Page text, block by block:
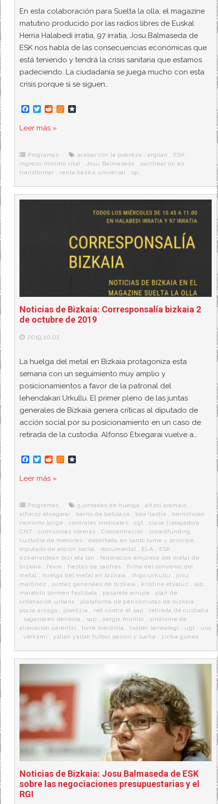
En esta colaboración para Suelta la olla, el magazine
matutino producido por las radios libres de Euskal
Herria Halabedi irratia, 97 irratia, Josu Balmaseda de
ESK nos habla de las consecuencias económicas que
está teniendo y tendrá la crisis sanitaria que estamos
padeciendo. La ciudadanía se juega mucho con esta
crisis porque si se siguen…
F
c
e
o
k
T
i
t
r
R
d
M
e
r
a
Leer más »
Programas acabar con la pobreza argilan ESK
ingreso minimo vital
Josu Balmaseda
parchear no es
transformar
renta basica universal rgi
Noticias de Bizkaia: Corresponsalía bizkaia 2
de octubre de 2019
2019.10.02
La huelga del metal en Bizkaia protagoniza esta
semana con un seguimiento muy amplio y
posicionamientos a favor de la patronal del
lehendakari Urkullu. El primer pleno de las juntas
generales de Bizkaia genera críticas al diputado de
acción social por su posicionamiento en un caso de
retirada de la custodia. Alfonso Etxegarai vuelve a…
F
c
e
o
k
T
i
t
r
R
d
M
e
r
a
Leer más »
Programas 5 jornadas de huelga ,aitzol aramaio ,
alfonso etxegarai , barrio de betolaza , bea ilardia , berriotxoak ,
caminho longe ,centrales sindicales ,cgt ,clase trabajadora ,
CNT ,comisiones obreras , Concentración , crowdfunding ,
custodia de menores , deportado en santo tome y principe ,
diputado de accion social , documental , ELA , ESK ,
ezkerraldean bizi eta lan , federacion empresa del metal de
bizkaia ,fevm , fiestas de sanfran , firma del convenio del
metal , huelga del metal en bizkaia , iñigo urkullu , josu
martinez , juntas generales de bizkaia , kristine etxaluz , lab ,
marabilli sormen festibala , pasarela arrupe , plan de
ordenacion urbana , plataforma de pensionistas de bizkaia ,
plaza arriaga , plentzia , red contra el sap , retirada de custodia
, sagarraren denbora , sap , sergio murillo , sindrome de
alienacion parental , torre iberdrola ,txaber larreategi , ugt , uso
, verkami , yallah yallah futbol pasion y lucha , zirika gunea
Noticias de Bizkaia: Josu Balmaseda de ESK
sobre las negociaciones presupuestarias y el
RGI